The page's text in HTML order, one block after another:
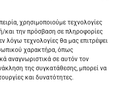
χρησιμοποιούμε τεχνολογίες
και την πρόσβαση σε πληροφορίες
λόγω τεχνολογίες θα μας επιτρέψει
χαρακτήρα, όπως
αναγνωριστικά σε αυτόν τον
της συγκατάθεσης, μπορεί να
και δυνατότητες.